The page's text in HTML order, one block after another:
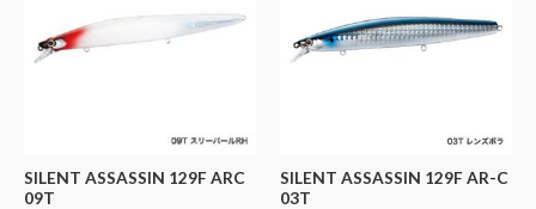
SILENT ASSASSIN 129F ARC
09T
SILENT ASSASSIN 129F AR-C
03T